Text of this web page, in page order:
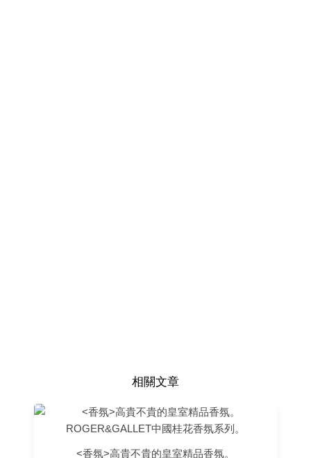
相關文章
<香氛>高貴不貴的皇室精品香氛。